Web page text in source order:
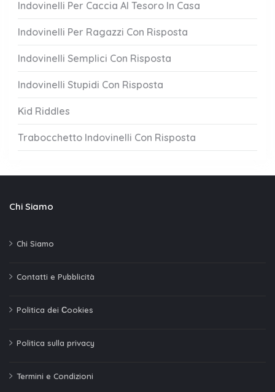
Indovinelli Per Caccia Al Tesoro In Casa
Indovinelli Per Ragazzi Con Risposta
Indovinelli Semplici Con Risposta
Indovinelli Stupidi Con Risposta
Kid Riddles
Trabocchetto Indovinelli Con Risposta
Chi Siamo
Chi Siamo
Contatti e Pubblicità
Politica dei Сookies
Politica sulla privacy
Termini e Condizioni